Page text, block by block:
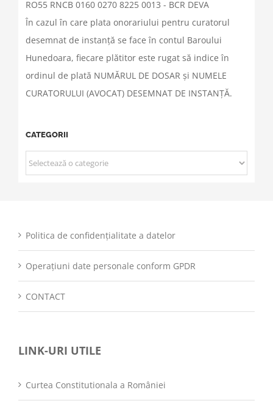
RO55 RNCB 0160 0270 8225 0013 - BCR DEVA
În cazul în care plata onorariului pentru curatorul
desemnat de instanță se face în contul Baroului
Hunedoara, fiecare plătitor este rugat să indice în
ordinul de plată NUMĂRUL DE DOSAR și NUMELE
CURATORULUI (AVOCAT) DESEMNAT DE INSTANȚĂ.
CATEGORII
CATEGORII
Politica de confidențialitate a datelor
Operațiuni date personale conform GPDR
CONTACT
LINK-URI UTILE
Curtea Constitutionala a României